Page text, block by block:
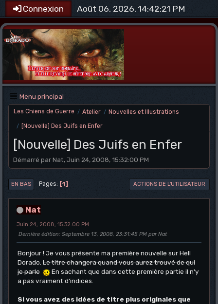
Connexion Août 06, 2026, 14:42:21 PM
Menu principal
Les Chiens de Guerre / Atelier / Nouvelles et Illustrations
/ [Nouvelle] Des Juifs en Enfer
[Nouvelle] Des Juifs en Enfer
Démarré par Nat, Juin 24, 2008, 15:32:00 PM
EN BAS Pages 1 ACTIONS DE L'UTILISATEUR
Nat
Juin 24, 2008, 15:32:00 PM
Dernière édition: Septembre 13, 2008, 23:31:45 PM par Nat
Bonjour ! Je vous présente ma première nouvelle sur Hell
Dorado. Le titre changera quand vous aurez trouvé de qui
je parle
En sachant que dans cette première partie il n'y
a pas vraiment d'indices.
Si vous avez des idées de titre plus originales que